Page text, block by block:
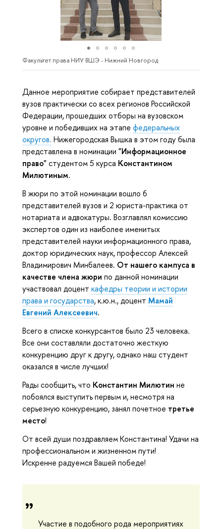
Факультет права НИУ ВШЭ - Нижний Новгород
Данное мероприятие собирает представителей
вузов практически со всех регионов Российской
Федерации, прошедших отборы на вузовском
уровне и победивших на этапе федеральных
округов. Нижегородская Вышка в этом году была
представлена в номинации "Информационное
право"студентом 5 курса Константином
Милютиным.
В жюри по этой номинации вошло 6
представителей вузов и 2 юриста-практика от
нотариата и адвокатуры. Возглавлял комиссию
экспертов один из наиболее именитых
представителей науки информационного права,
доктор юридических наук, профессор Алексей
Владимирович Минбалеев. От нашего кампуса в
качестве члена жюри по данной номинации
участвовал доцент кафедры теории и истории
права и государства, к.ю.н., доцент Мамай
Евгений Алексеевич.
Всего в списке конкурсантов было 23 человека.
Все они составляли достаточно жесткую
конкуренцию друг к другу, однако наш студент
оказался в числе лучших!
Рады сообщить, что Константин Милютин не
побоялся выступить первым и, несмотря на
серьезную конкуренцию, занял почетное третье
место!
От всей души поздравляем Константина! Удачи на
профессиональном и жизненном пути!
Искренне радуемся Вашей победе!
Участие в подобного рода мероприятиях